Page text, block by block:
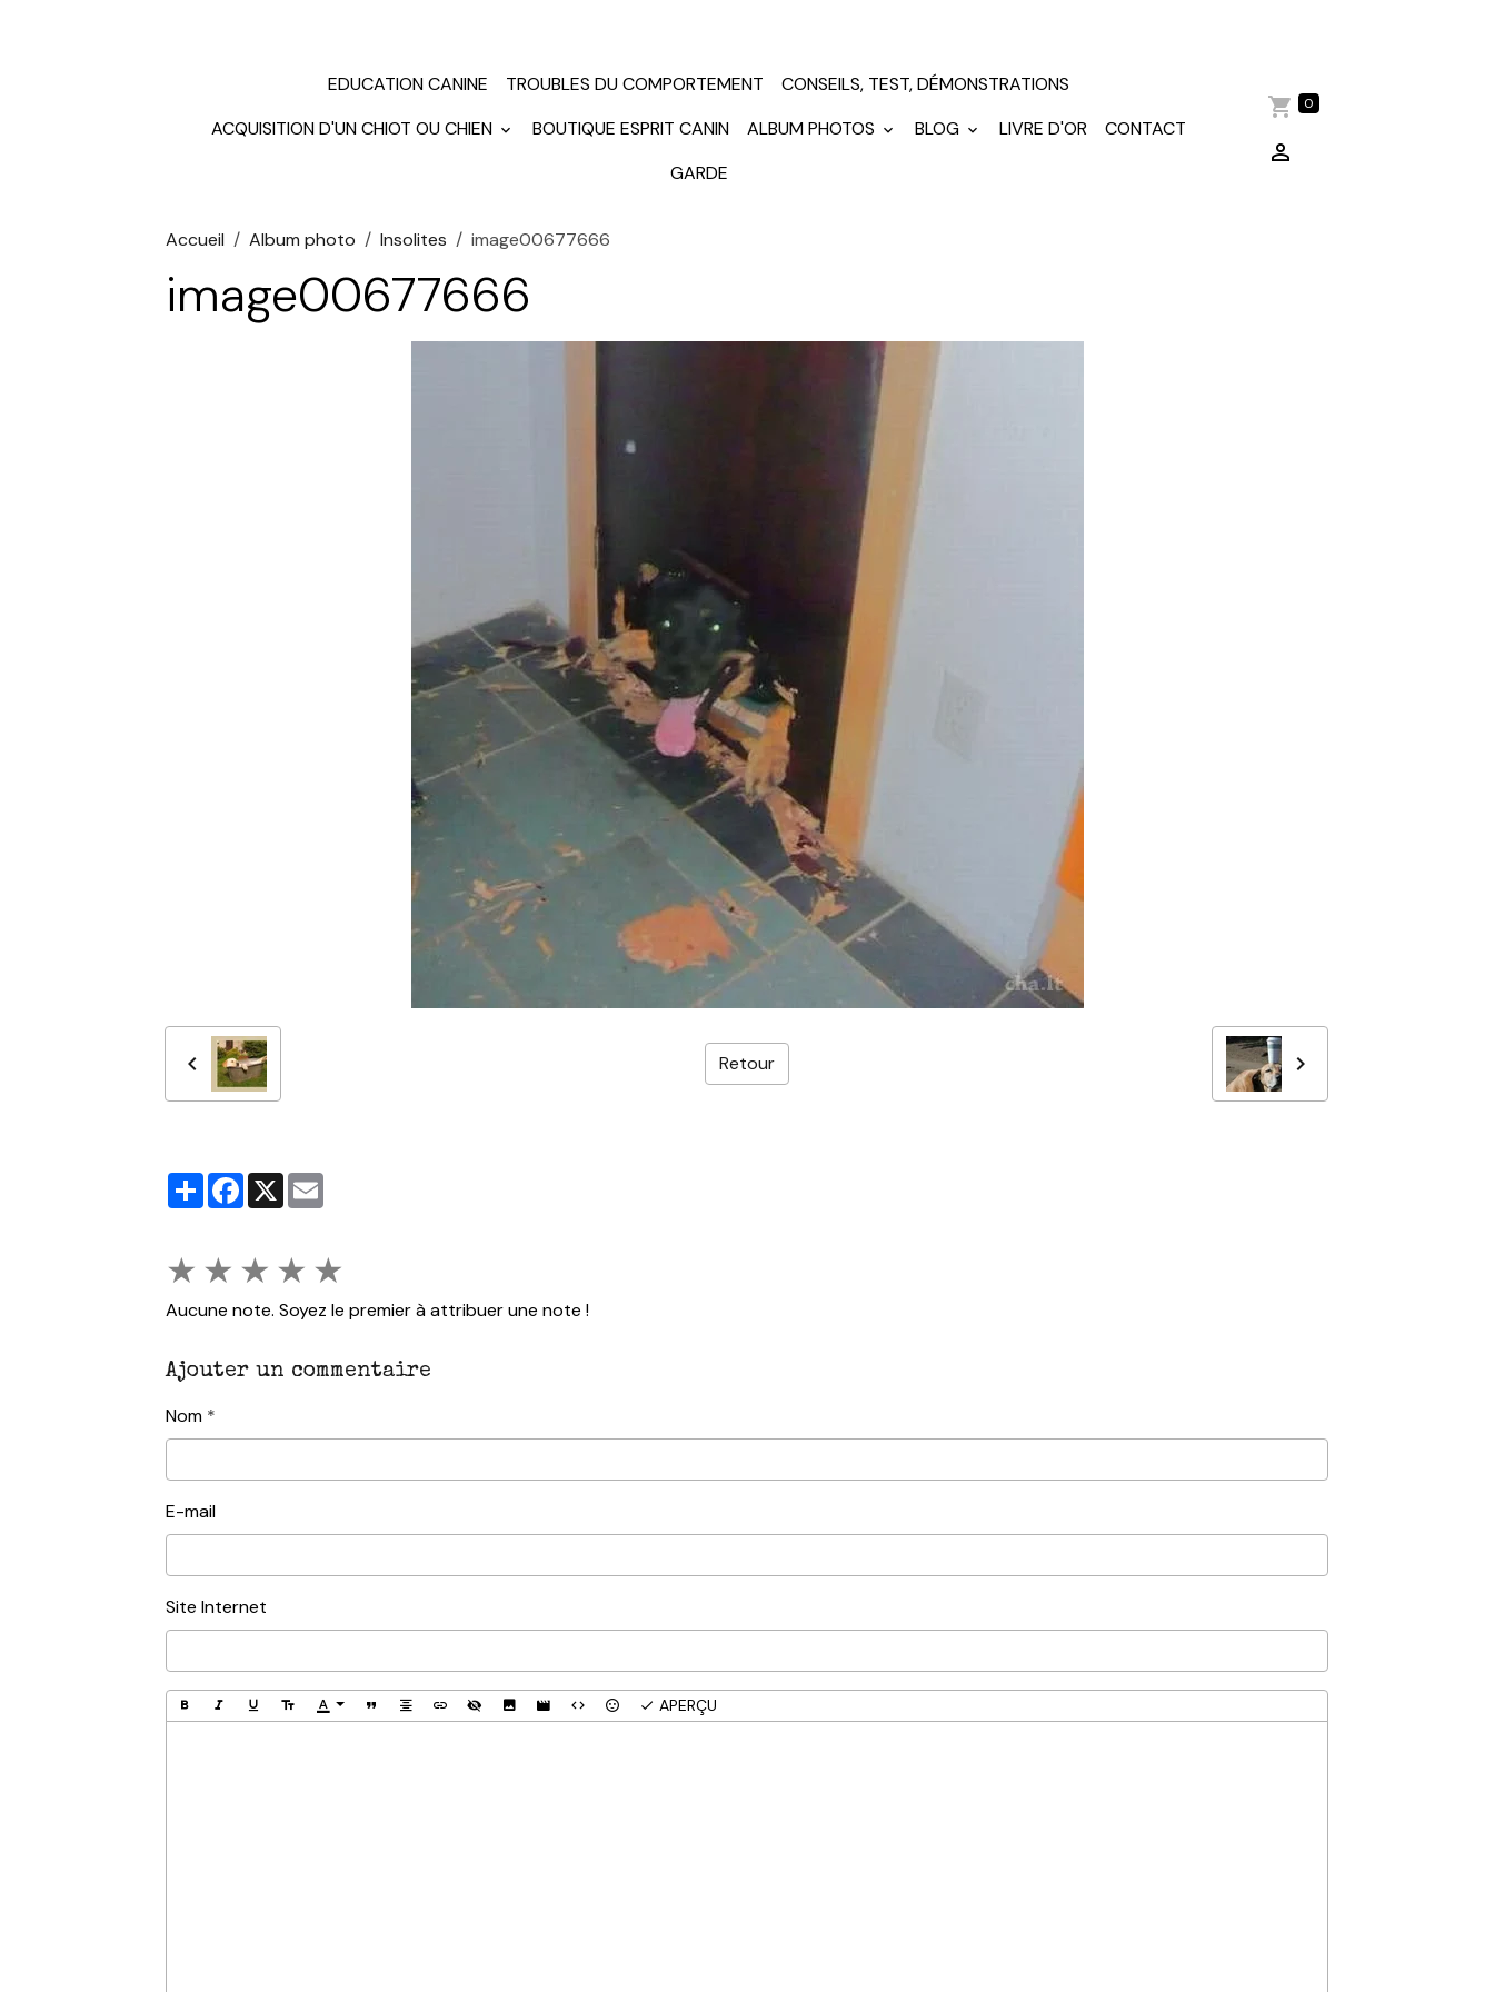
EDUCATION CANINE TROUBLES DU COMPORTEMENT
CONSEILS, TEST, DÉMONSTRATIONS
ACQUISITION D'UN CHIOT OU CHIEN
BOUTIQUE ESPRIT CANIN ALBUM PHOTOS BLOG LIVRE D'OR
CONTACT
GARDE
0
Accueil Album photo Insolites image00677666
image00677666
Retour
PartagerFacebook
X
★ ★ ★ ★ ★
Aucune note. Soyez le premier à attribuer une note !
Ajouter un commentaire
Nom
E-mail
Site Internet
APERÇU